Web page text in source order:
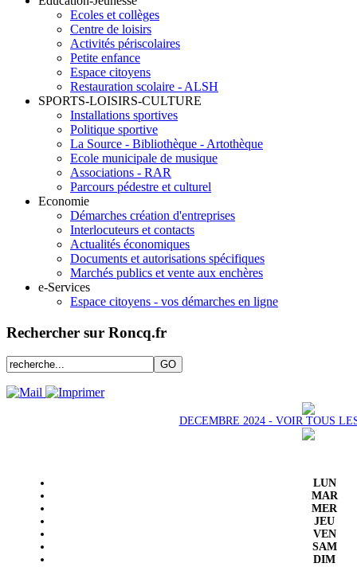
Ecoles et collèges
Centre de loisirs
Activités périscolaires
Petite enfance
Espace citoyens
Restauration scolaire - ALSH
SPORTS-LOISIRS-CULTURE
Installations sportives
Politique sportive
La Source - Bibliothèque - Artothèque
Ecole municipale de musique
Associations - RAR
Parcours pédestre et culturel
Economie
Démarches création d'entreprises
Interlocuteurs et contacts
Actualités économiques
Documents et autorisations spécifiques
Marchés publics et vente aux enchères
e-Services
Espace citoyens - vos démarches en ligne
Rechercher sur Roncq.fr
DECEMBRE 2024 - VOIR TOUS
LUN
MAR
MER
JEU
VEN
SAM
DIM